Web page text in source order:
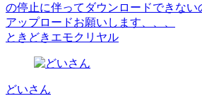
の停止に伴ってダウンロードできな
アップロードお願いします、、、
ときどきエモクリヤル
どいさん